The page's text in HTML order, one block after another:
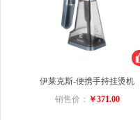
伊莱克斯-便携手持挂烫机
销售价： ￥371.00